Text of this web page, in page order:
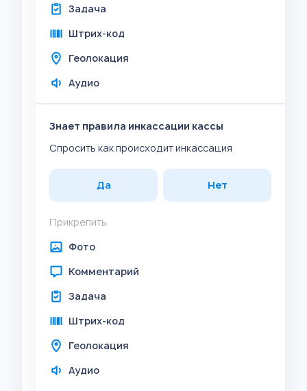
Задача
Штрих-код
Геолокация
Аудио
Знает правила инкассации кассы
Спросить как происходит инкассация
Да Нет
Прикрепить
Фото
Комментарий
Задача
Штрих-код
Геолокация
Аудио